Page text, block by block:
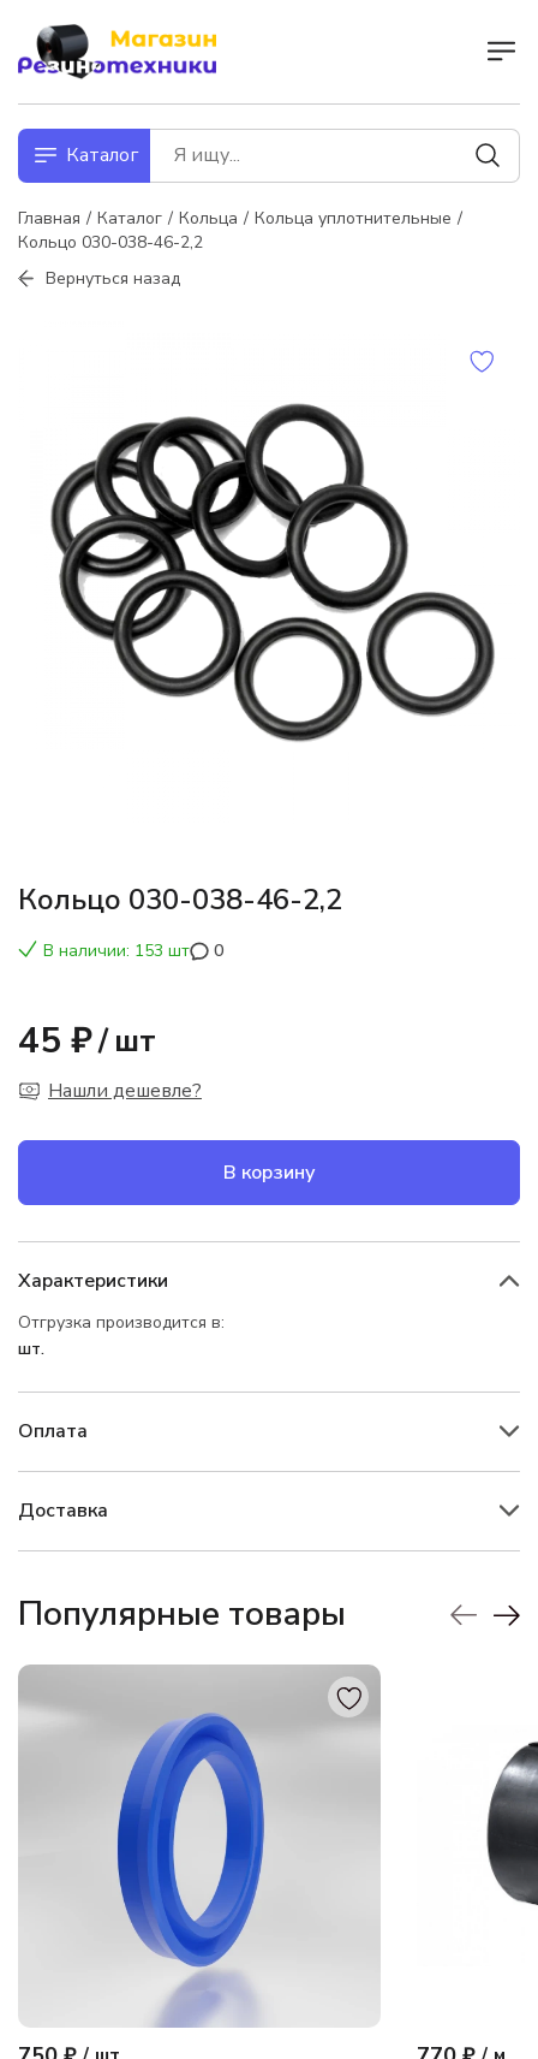
Каталог
Главная Каталог Кольца
Кольца уплотнительные
Кольцо 030-038-46-2,2
Вернуться назад
Кольцо 030-038-46-2,2
В наличии: 153 шт 0
45 ₽/ шт
Нашли дешевле?
В корзину
Характеристики
Отгрузка производится в:
шт.
Оплата
Доставка
Популярные товары